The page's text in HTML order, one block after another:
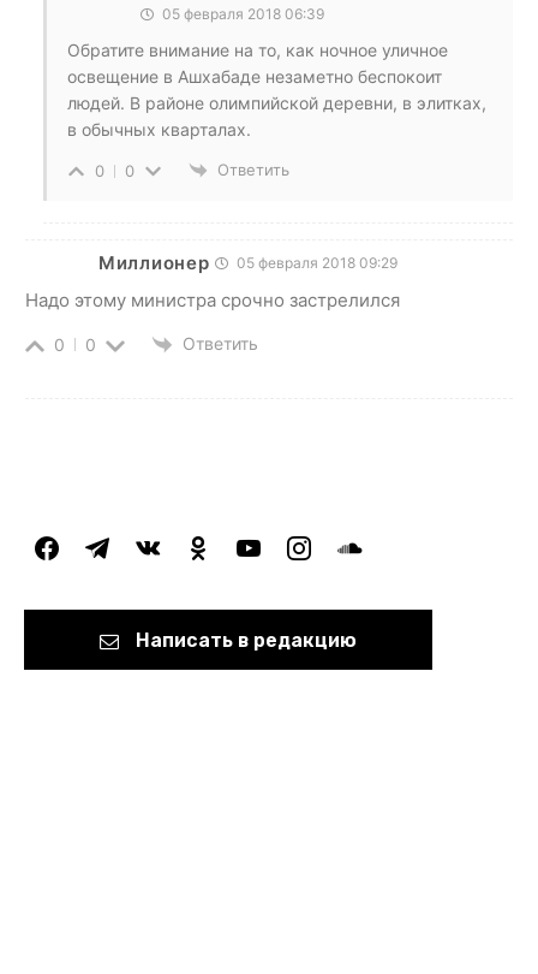
05 февраля 2018 06:39
Обратите внимание на то, как ночное уличное
освещение в Ашхабаде незаметно беспокоит
людей. В районе олимпийской деревни, в элитках,
в обычных кварталах.
0 0 Ответить
Миллионер 05 февраля 2018 09:29
Надо этому министра срочно застрелился
0 0 Ответить
facebooktelegramvkontakteodnoklassniki
youtubeinstagramsoundcloud
Написать в редакцию